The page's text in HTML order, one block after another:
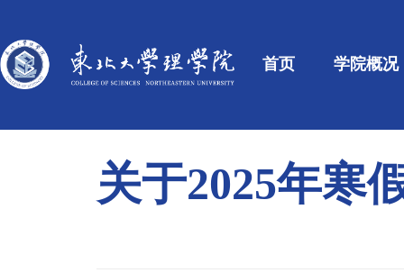
首页 学院概况
关于2025年寒